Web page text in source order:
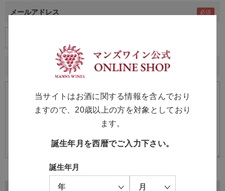
メールアドレス
当サイトはお酒に関する情報を含んでおり
ますので、20歳以上の方を対象としており
ます。
誕生年月を西暦でご入力下さい。
誕生年月